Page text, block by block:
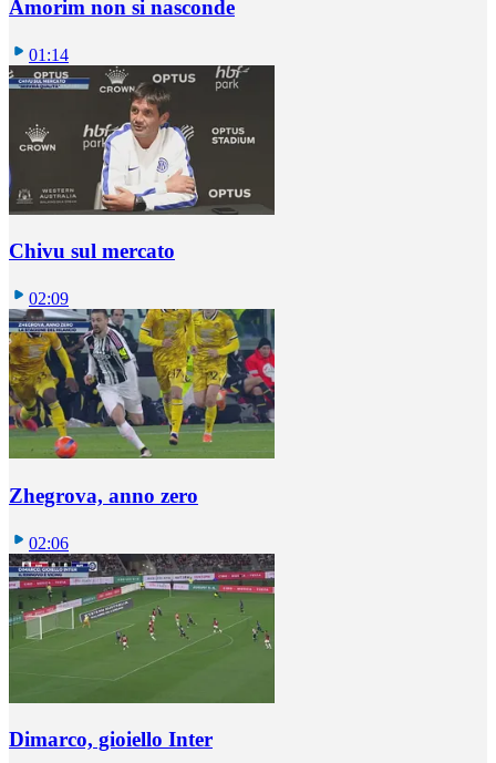
Amorim non si nasconde
01:14
Chivu sul mercato
02:09
Zhegrova, anno zero
02:06
Dimarco, gioiello Inter